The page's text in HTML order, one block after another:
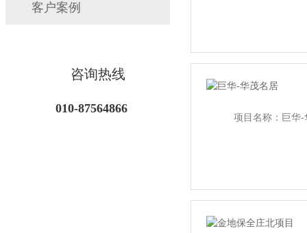
客户案例
咨询热线
010-87564866
项目名称：巨华